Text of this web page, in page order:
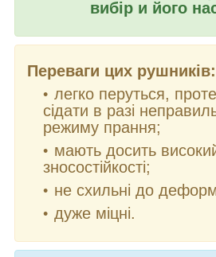
вибір и його
Переваги цих рушників:
легко перуться,
сідати в разі
режиму прання;
мають досить
зносостійкості;
не схильні до
дуже міцні.